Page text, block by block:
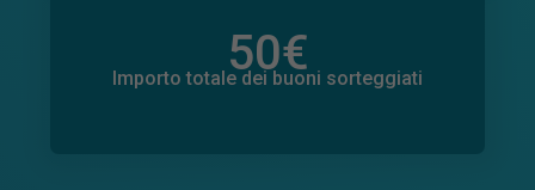
50€
Importo totale dei buoni sorteggiati
0€
Importo totale delle donazioni promesse